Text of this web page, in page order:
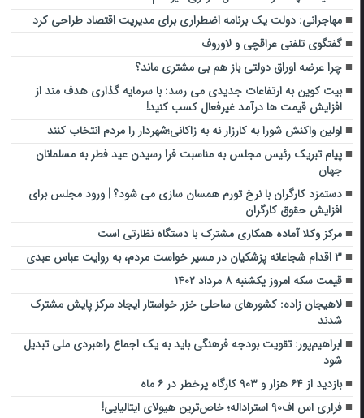
مهاجرانی: دولت یک برنامه اضطراری برای مدیریت اقتصاد طراحی کرد
گفتگوی تلفنی عراقچی و لاوروف
چرا عرضه اوراق دولتی باز هم بی مشتری ماند؟
بیت کوین به ارتفاعات جدیدی می رسد: با سرمایه گذاری هدف مند از
افزایش قیمت ها درآمد غیرفعال کسب کنید!
اولین واکنش شورا به کارزار نه به زاکانی؛شهردار را مردم انتخاب کنند
پیام تبریک رئیس مجلس به مناسبت فرا رسیدن عید فطر به مسلمانان
جهان
دستمزد کارگران با نرخ تورم همسان سازی می شود؟ | ورود مجلس برای
افزایش حقوق کارگران
مرکز وکلا آماده همکاری مشترک با دستگاه نظارتی است
۳ اقدام شجاعانه پزشکیان در مسیر خواست مردم، به روایت عباس عبدی
قیمت سکه امروز یکشنبه ۸ مرداد ۱۴۰۲
لاهیجان زاده: کشورهای ساحلی خزر خواستار ایجاد مرکز پایش مشترک
شدند
ابراهیم‌پور: تقویت بودجه فرهنگی باید به یک اجماع راهبردی ملی تبدیل
شود
بازدید از ۶۴ هزار و ۹۰۳ کارگاه پرخطر در ۶ ماه
فراری اس اف۹۰ استراداله؛ خاص‌ترین هیولای ایتالیایی!